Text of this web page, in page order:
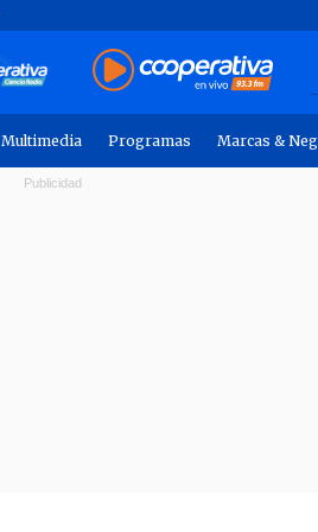
Multimedia Programas Marcas &